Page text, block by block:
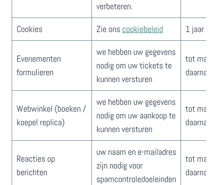
verbeteren.
​​Cookies ​​Zie ons cookiebeleid ​​1 jaar
​Evenementen
formulieren
​we hebben uw ​gegevens
nodig om uw tickets te
kunnen ver​sturen
​​​​tot
daarna
​​Webwinkel (boeken /
koepel replica)
​we hebben uw ​gegevens
nodig om uw​ aankoop te
kunnen ver​sturen
​​​​tot
daarna
​Reacties op
berichten
​uw naam en e-mailadres
zijn nodig voor
spamcontroledoeleinden
​​​​tot
daarna